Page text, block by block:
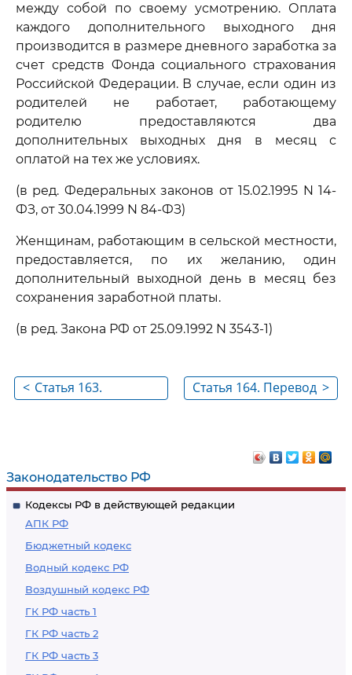
Законодательство РФ
Кодексы РФ в действующей редакции
АПК РФ
Бюджетный кодекс
Водный кодекс РФ
Воздушный кодекс РФ
ГК РФ часть 1
ГК РФ часть 2
ГК РФ часть 3
между собой по своему усмотрению. Оплата
каждого дополнительного выходного дня
производится в размере дневного заработка за
счет средств Фонда социального страхования
Российской Федерации. В случае, если один из
родителей не работает, работающему
родителю предоставляются два
дополнительных выходных дня в месяц с
оплатой на тех же условиях.
(в ред. Федеральных законов от 15.02.1995 N 14-
ФЗ, от 30.04.1999 N 84-ФЗ)
Женщинам, работающим в сельской местности,
предоставляется, по их желанию, один
дополнительный выходной день в месяц без
сохранения заработной платы.
(в ред. Закона РФ от 25.09.1992 N 3543-1)
< Статья 163.
и направления в
командировки
работников,
имеющих
несовершеннолетних
детей или
осуществляющих
уход за больными
членами их семей
>
Статья 164. Перевод
женщин и женщин,
имеющих детей в
возрасте до
полутора лет